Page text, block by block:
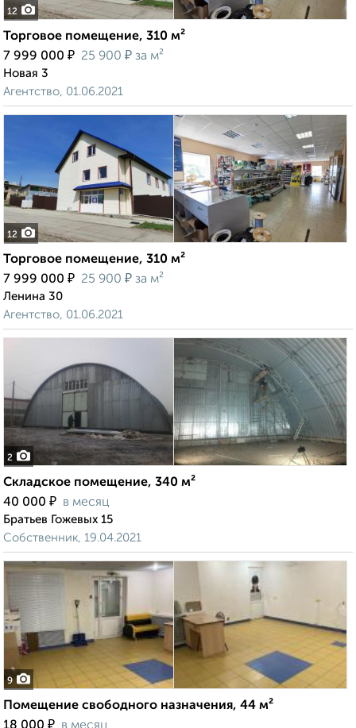
12
Торговое помещение, 310 м²
7 999 000 ₽ 25 900 ₽ за м²
Новая 3
Агентство, 01.06.2021
12
Торговое помещение, 310 м²
7 999 000 ₽ 25 900 ₽ за м²
Ленина 30
Агентство, 01.06.2021
2
Складское помещение, 340 м²
40 000 ₽ в месяц
Братьев Гожевых 15
Собственник, 19.04.2021
9
Помещение свободного назначения, 44 м²
₽